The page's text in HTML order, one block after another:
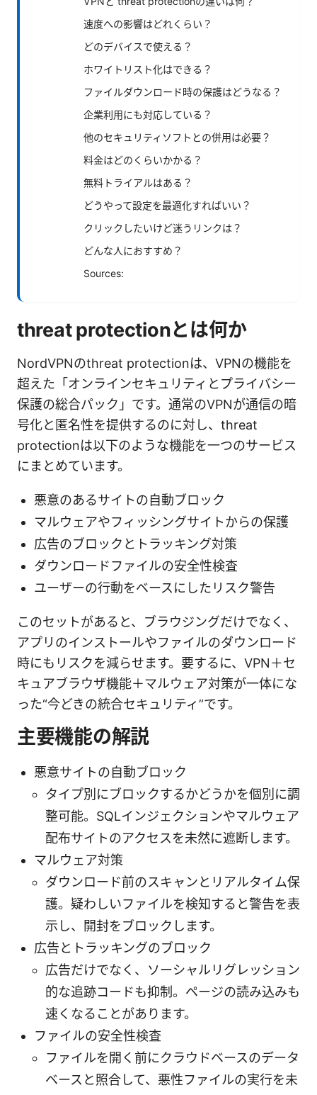
速度への影響はどれくらい？
どのデバイスで使える？
ホワイトリスト化はできる？
ファイルダウンロード時の保護はどうなる？
企業利用にも対応している？
他のセキュリティソフトとの併用は必要？
料金はどのくらいかかる？
無料トライアルはある？
どうやって設定を最適化すればいい？
クリックしたいけど迷うリンクは？
どんな人におすすめ？
Sources:
threat protectionとは何か
NordVPNのthreat protectionは、VPNの機能を
超えた「オンラインセキュリティとプライバシー
保護の総合パック」です。通常のVPNが通信の暗
号化と匿名性を提供するのに対し、threat
protectionは以下のような機能を一つのサービス
にまとめています。
悪意のあるサイトの自動ブロック
マルウェアやフィッシングサイトからの保護
広告のブロックとトラッキング対策
ダウンロードファイルの安全性検査
ユーザーの行動をベースにしたリスク警告
このセットがあると、ブラウジングだけでなく、
アプリのインストールやファイルのダウンロード
時にもリスクを減らせます。要するに、VPN＋セ
キュアブラウザ機能＋マルウェア対策が一体にな
った“今どきの統合セキュリティ”です。
主要機能の解説
悪意サイトの自動ブロック
タイプ別にブロックするかどうかを個別に調
整可能。SQLインジェクションやマルウェア
配布サイトのアクセスを未然に遮断します。
マルウェア対策
ダウンロード前のスキャンとリアルタイム保
護。疑わしいファイルを検知すると警告を表
示し、開封をブロックします。
広告とトラッキングのブロック
広告だけでなく、ソーシャルリグレッション
的な追跡コードも抑制。ページの読み込みも
速くなることがあります。
ファイルの安全性検査
ファイルを開く前にクラウドベースのデータ
ベースと照合して、悪性ファイルの実行を未